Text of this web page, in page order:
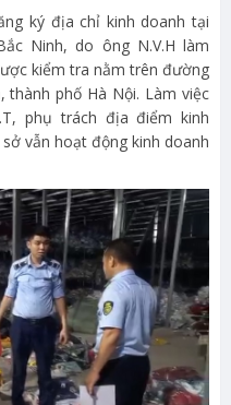
ký địa chỉ kinh doanh tại
Ninh, do ông N.V.H làm
kiểm tra nằm trên đường
thành phố Hà Nội. Làm việc
phụ trách địa điểm kinh
vẫn hoạt động kinh doanh